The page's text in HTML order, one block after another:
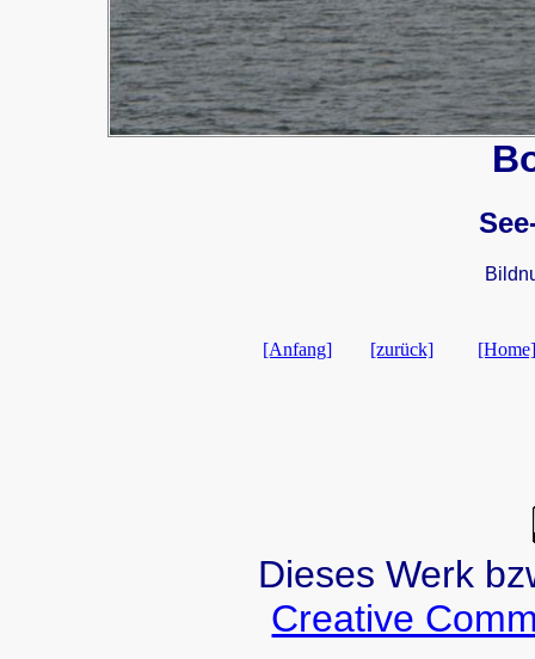
[Anfang] [zurück] [Home]
Dieses Werk
Creative